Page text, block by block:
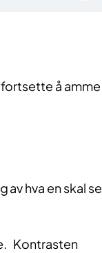
å amme
hva en skal se
Kontrasten